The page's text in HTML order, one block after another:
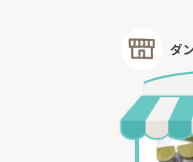
ダ